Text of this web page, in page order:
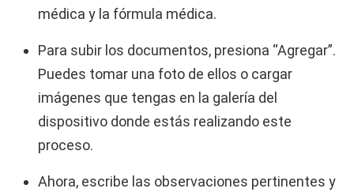
médica y la fórmula médica.
Para subir los documentos, presiona “Agregar”.
Puedes tomar una foto de ellos o cargar
imágenes que tengas en la galería del
dispositivo donde estás realizando este
proceso.
Ahora, escribe las observaciones pertinentes y